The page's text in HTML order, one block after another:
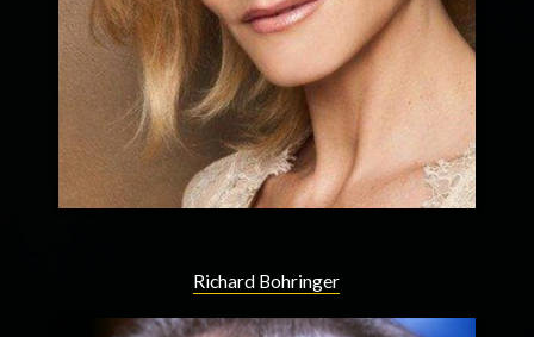
Richard Bohringer